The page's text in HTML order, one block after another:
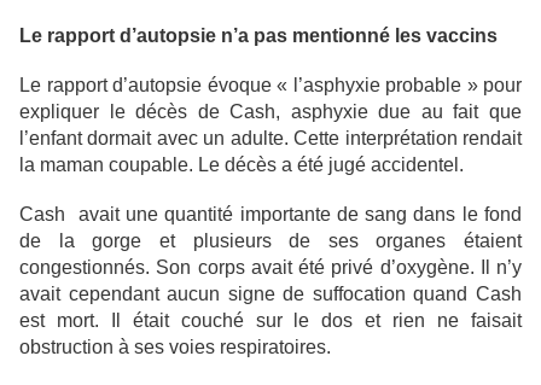
Le rapport d’autopsie n’a pas mentionné les vaccins
Le rapport d’autopsie évoque « l’asphyxie probable » pour
expliquer le décès de Cash, asphyxie due au fait que
l’enfant dormait avec un adulte. Cette interprétation rendait
la maman coupable. Le décès a été jugé accidentel.
Cash avait une quantité importante de sang dans le fond
de la gorge et plusieurs de ses organes étaient
congestionnés. Son corps avait été privé d’oxygène. Il n’y
avait cependant aucun signe de suffocation quand Cash
est mort. Il était couché sur le dos et rien ne faisait
obstruction à ses voies respiratoires.